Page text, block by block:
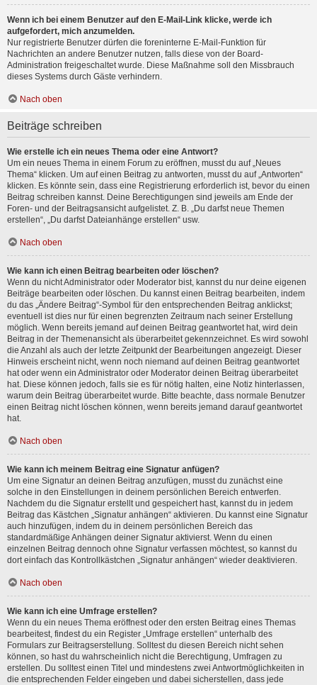
Wenn ich bei einem Benutzer auf den E-Mail-Link klicke, werde ich
aufgefordert, mich anzumelden.
Nur registrierte Benutzer dürfen die foreninterne E-Mail-Funktion für
Nachrichten an andere Benutzer nutzen, falls diese von der Board-
Administration freigeschaltet wurde. Diese Maßnahme soll den Missbrauch
dieses Systems durch Gäste verhindern.
Nach oben
Beiträge schreiben
Wie erstelle ich ein neues Thema oder eine Antwort?
Um ein neues Thema in einem Forum zu eröffnen, musst du auf „Neues
Thema“ klicken. Um auf einen Beitrag zu antworten, musst du auf „Antworten“
klicken. Es könnte sein, dass eine Registrierung erforderlich ist, bevor du einen
Beitrag schreiben kannst. Deine Berechtigungen sind jeweils am Ende der
Foren- und der Beitragsansicht aufgelistet. Z. B. „Du darfst neue Themen
erstellen“, „Du darfst Dateianhänge erstellen“ usw.
Nach oben
Wie kann ich einen Beitrag bearbeiten oder löschen?
Wenn du nicht Administrator oder Moderator bist, kannst du nur deine eigenen
Beiträge bearbeiten oder löschen. Du kannst einen Beitrag bearbeiten, indem
du das „Ändere Beitrag“-Symbol für den entsprechenden Beitrag anklickst;
eventuell ist dies nur für einen begrenzten Zeitraum nach seiner Erstellung
möglich. Wenn bereits jemand auf deinen Beitrag geantwortet hat, wird dein
Beitrag in der Themenansicht als überarbeitet gekennzeichnet. Es wird sowohl
die Anzahl als auch der letzte Zeitpunkt der Bearbeitungen angezeigt. Dieser
Hinweis erscheint nicht, wenn noch niemand auf deinen Beitrag geantwortet
hat oder wenn ein Administrator oder Moderator deinen Beitrag überarbeitet
hat. Diese können jedoch, falls sie es für nötig halten, eine Notiz hinterlassen,
warum dein Beitrag überarbeitet wurde. Bitte beachte, dass normale Benutzer
einen Beitrag nicht löschen können, wenn bereits jemand darauf geantwortet
hat.
Nach oben
Wie kann ich meinem Beitrag eine Signatur anfügen?
Um eine Signatur an deinen Beitrag anzufügen, musst du zunächst eine
solche in den Einstellungen in deinem persönlichen Bereich entwerfen.
Nachdem du die Signatur erstellt und gespeichert hast, kannst du in jedem
Beitrag das Kästchen „Signatur anhängen“ aktivieren. Du kannst eine Signatur
auch hinzufügen, indem du in deinem persönlichen Bereich das
standardmäßige Anhängen deiner Signatur aktivierst. Wenn du einen
einzelnen Beitrag dennoch ohne Signatur verfassen möchtest, so kannst du
dort einfach das Kontrollkästchen „Signatur anhängen“ wieder deaktivieren.
Nach oben
Wie kann ich eine Umfrage erstellen?
Wenn du ein neues Thema eröffnest oder den ersten Beitrag eines Themas
bearbeitest, findest du ein Register „Umfrage erstellen“ unterhalb des
Formulars zur Beitragserstellung. Solltest du diesen Bereich nicht sehen
können, so hast du wahrscheinlich nicht die Berechtigung, Umfragen zu
erstellen. Du solltest einen Titel und mindestens zwei Antwortmöglichkeiten in
die entsprechenden Felder eingeben und dabei sicherstellen, dass jede